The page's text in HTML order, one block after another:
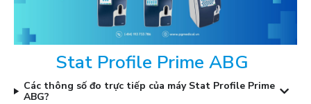
Stat Profile Prime ABG
Các thông số đo trực tiếp của máy Stat Profile Prime
ABG?